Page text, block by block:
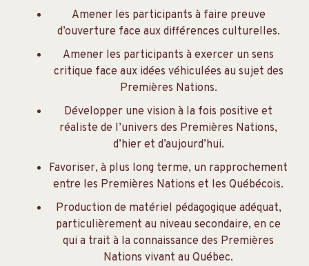
Amener les participants à faire preuve
d’ouverture face aux différences culturelles.
Amener les participants à exercer un sens
critique face aux idées véhiculées au sujet des
Premières Nations.
Développer une vision à la fois positive et
réaliste de l’univers des Premières Nations,
d’hier et d’aujourd’hui.
Favoriser, à plus long terme, un rapprochement
entre les Premières Nations et les Québécois.
Production de matériel pédagogique adéquat,
particulièrement au niveau secondaire, en ce
qui a trait à la connaissance des Premières
Nations vivant au Québec.